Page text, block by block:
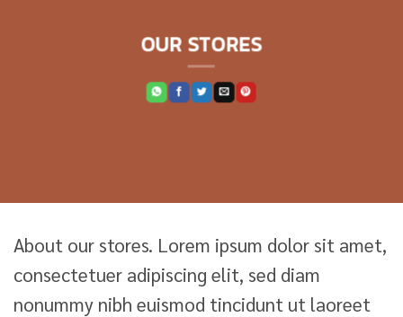
OUR STORES
About our stores. Lorem ipsum dolor sit amet,
consectetuer adipiscing elit, sed diam
nonummy nibh euismod tincidunt ut laoreet